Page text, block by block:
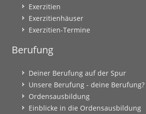
Exerzitien
Exerzitienhäuser
Exerzitien-Termine
Berufung
Deiner Berufung auf der Spur
Unsere Berufung - deine Berufung?
Ordensausbildung
Einblicke in die Ordensausbildung